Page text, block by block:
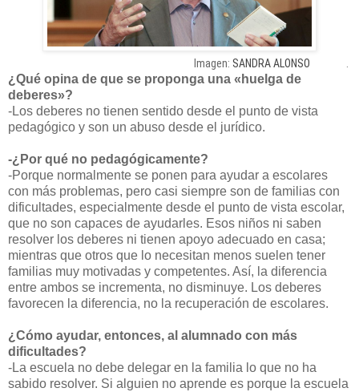
Imagen: SANDRA ALONSO
¿Qué opina de que se proponga una «huelga de
deberes»?
-Los deberes no tienen sentido desde el punto de vista
pedagógico y son un abuso desde el jurídico.
-¿Por qué no pedagógicamente?
-Porque normalmente se ponen para ayudar a escolares
con más problemas, pero casi siempre son de familias con
dificultades, especialmente desde el punto de vista escolar,
que no son capaces de ayudarles. Esos niños ni saben
resolver los deberes ni tienen apoyo adecuado en casa;
mientras que otros que lo necesitan menos suelen tener
familias muy motivadas y competentes. Así, la diferencia
entre ambos se incrementa, no disminuye. Los deberes
favorecen la diferencia, no la recuperación de escolares.
¿Cómo ayudar, entonces, al alumnado con más
dificultades?
-La escuela no debe delegar en la familia lo que no ha
sabido resolver. Si alguien no aprende es porque la escuela